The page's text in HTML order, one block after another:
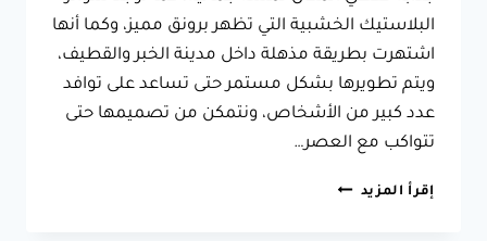
البلاستيك الخشبية التي تظهر برونق مميز، وكما أنها
اشتهرت بطريقة مذهلة داخل مدينة الخبر والقطيف،
ويتم تطويرها بشكل مستمر حتى تساعد على توافد
عدد كبير من الأشخاص، ونتمكن من تصميمها حتى
تتواكب مع العصر…
إقرأ المزيد سواتر